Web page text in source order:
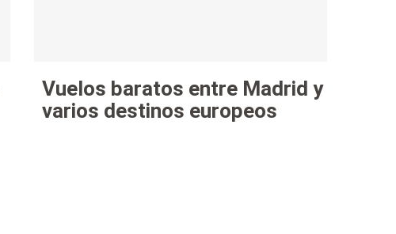
Vuelos baratos entre Madrid y
varios destinos europeos